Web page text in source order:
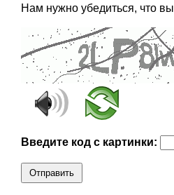
Нам нужно убедиться, что
Введите код с картинки:
Отправить